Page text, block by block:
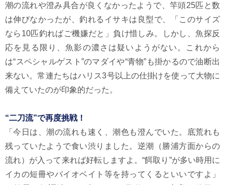
潮の流れや澄み具合が良くなかったようで、竿頭25匹と数
は伸びなかったが、釣れるイサキは良型で、「このサイズ
なら10匹釣ればご機嫌だと」負け惜しみ。しかし、魚探反
応を見る限り、魚影の濃さは疑いようがない。これから
は“スペシャルゲスト”のマダイや“青物”も掛かるので油断出
来ない。常連たちはハリス3号以上の仕掛けを使って大物に
備えていたのが印象的だった。
“二刀流”で再度挑戦！
「今日は、潮の流れも速く、潮色も澄んでいた。底荒れも
残っていたようで食い渋りました。逆潮（勝浦方面からの
流れ）が入って来れば好転しますよ。“餌取り”が多い時用に
イカの短冊やバイオベイト等を持ってくるといいですよ」